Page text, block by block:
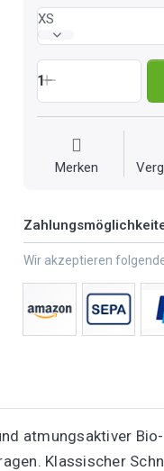
XS
1
Merken
Wir akzeptieren
atmungsaktiver
Klassischer